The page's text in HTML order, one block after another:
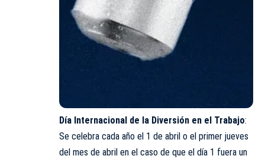
Día Internacional de la Diversión en el Trabajo:
Se celebra cada año el 1 de abril o el primer jueves
del mes de abril en el caso de que el día 1 fuera un